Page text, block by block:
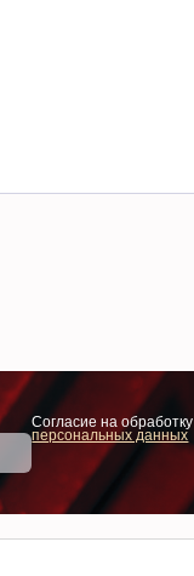
Согласие на обработку
персональных данных